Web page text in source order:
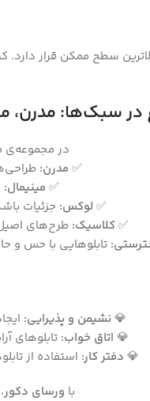
سطح ممکن قرار
در سبک‌ها: مدرن،
در مجموعه‌ی
✅ مدرن:
✅ مینیمال:
✅ لوکس: جزئیات
✅ کلاسیک: طرح‌های
تابلوهایی با حس و
💎 نشیمن و پذیرایی:
💎 اتاق خواب: تابلوهای
💎 دفتر کار: استفاده از
با ورسای دکور